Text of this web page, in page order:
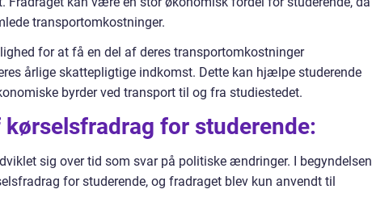
transportomkostninger.
for at få en del af deres transportomkostninger
årlige skattepligtige indkomst. Dette kan hjælpe studerende
byrder ved transport til og fra studiestedet.
for studerende:
sig over tid som svar på politiske ændringer. I begyndelsen
for studerende, og fradraget blev kun anvendt til